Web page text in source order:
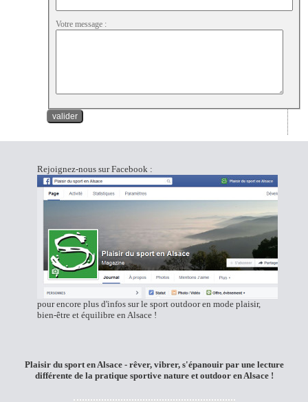
Votre message :
Rejoignez-nous surFacebook :
pour encore plus d'infos sur le sport outdoor en mode plaisir,
bien-être et équilibre en Alsace !
Plaisir du sport en Alsace - rêver, vibrer, s'épanouir par une lecture
différente de la pratique sportive nature et outdoor en Alsace !